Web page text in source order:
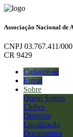
Associação Nacional de
CNPJ 03.767.411/
CR 9429
Cadastre-se
Entrar
Sobre
Quem Somos
Clubes
Diretoria
Localização
Documentos